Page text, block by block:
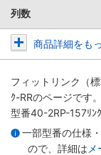
列数
商品詳細をも
フィットリンク（
ｸ-RRのページです。
型番40-2RP-157ﾘﾝ
一部型番の仕様
ので、詳細は